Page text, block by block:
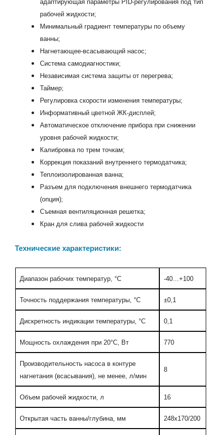
адаптирующая параметры PID-регулирования под тип
рабочей жидкости;
Минимальный градиент температуры по объему
ванны;
Нагнетающее-всасывающий насос;
Система самодиагностики;
Независимая система защиты от перегрева;
Таймер;
Регулировка скорости изменения температуры;
Информативный цветной ЖК-дисплей;
Автоматическое отключение прибора при снижении
уровня рабочей жидкости;
Калибровка по трем точкам;
Коррекция показаний внутреннего термодатчика;
Теплоизолированная ванна;
Разъем для подключения внешнего термодатчика
(опция);
Съемная вентиляционная решетка;
Кран для слива рабочей жидкости
Технические характеристики:
Диапазон рабочих температур, °С -40…+100
Точность поддержания температуры, °С ±0,1
Дискретность индикации температуры, °С 0,1
Мощность охлаждения при 20°С, Вт 770
Производительность насоса в контуре
нагнетания (всасывания), не менее, л/мин
8
Объем рабочей жидкости, л 16
Открытая часть ванны/глубина, мм 248х170/200